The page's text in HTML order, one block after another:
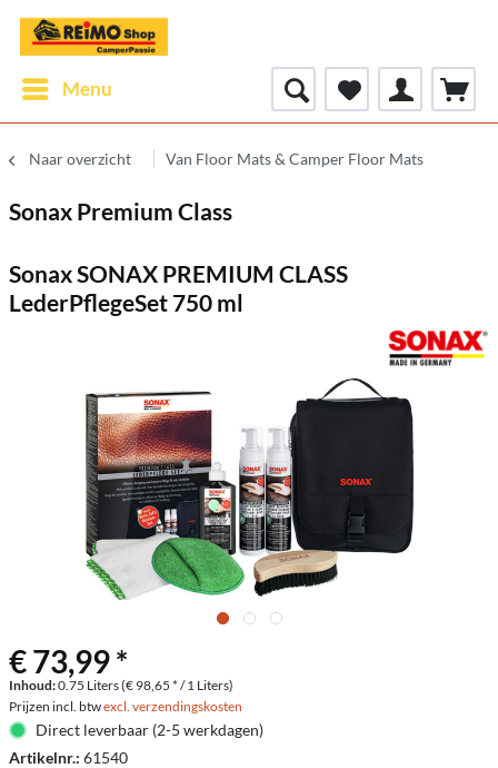
Menu
Naar overzicht Van Floor Mats & Camper Floor Mats
Sonax Premium Class
Sonax SONAX PREMIUM CLASS
LederPflegeSet 750 ml
€ 73,99 *
Inhoud:0.75 Liters (€ 98,65 * / 1 Liters)
Prijzen incl. btwexcl. verzendingskosten
Direct leverbaar (2-5 werkdagen)
Artikelnr.: 61540